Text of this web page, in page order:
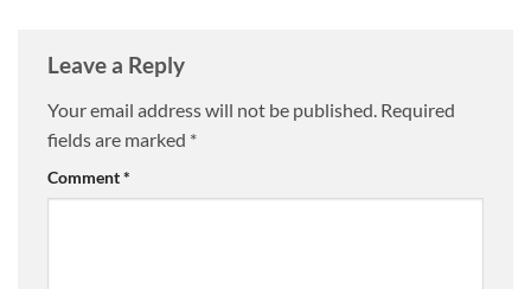
Leave a Reply
Your email address will not be published. Required
fields are marked *
Comment*